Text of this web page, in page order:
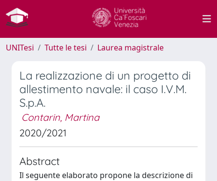
UNITesi Tutte le tesi Laurea magistrale
La realizzazione di un progetto di
allestimento navale: il caso I.V.M.
S.p.A.
Contarin, Martina
2020/2021
Abstract
Il seguente elaborato propone la descrizione di